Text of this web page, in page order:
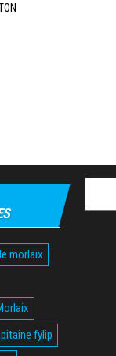
morlaix
fylip